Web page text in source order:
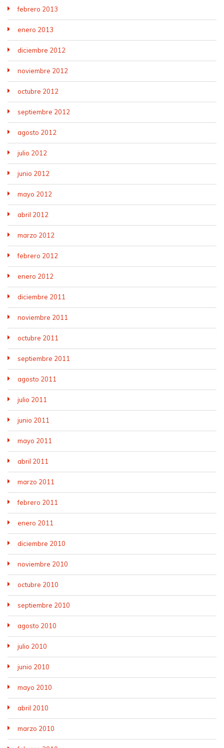
febrero 2013
enero 2013
diciembre 2012
noviembre 2012
octubre 2012
septiembre 2012
agosto 2012
julio 2012
junio 2012
mayo 2012
abril 2012
marzo 2012
febrero 2012
enero 2012
diciembre 2011
noviembre 2011
octubre 2011
septiembre 2011
agosto 2011
julio 2011
junio 2011
mayo 2011
abril 2011
marzo 2011
febrero 2011
enero 2011
diciembre 2010
noviembre 2010
octubre 2010
septiembre 2010
agosto 2010
julio 2010
junio 2010
mayo 2010
abril 2010
marzo 2010